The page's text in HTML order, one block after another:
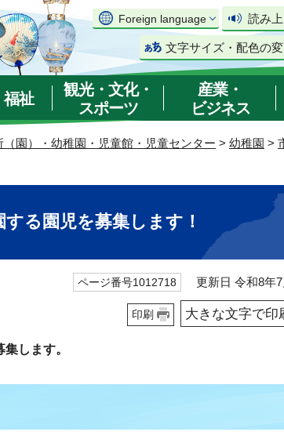
Foreign language 読み
文字サイズ・配色の
福祉
観光・文化・
スポーツ
産業・
ビジネス
（園）・幼稚園・児童館・児童センター > 幼稚園 >
る園児を募集します！
ページ番号1012718 更新日 令和8年7
印刷 大きな文字で印
します。